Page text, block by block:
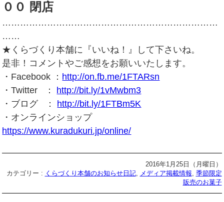
００ 閉店
………………………………………………………………
……
★くらづくり本舗に『いいね！』して下さいね。
是非！コメントやご感想をお願いいたします。
・Facebook ： http://on.fb.me/1FTARsn
・Twitter ： http://bit.ly/1vMwbm3
・ブログ ： http://bit.ly/1FTBm5K
・オンラインショップ
https://www.kuradukuri.jp/online/
2016年1月25日（月曜日）
カテゴリー : くらづくり本舗のお知らせ日記, メディア掲載情報, 季節限定
販売のお菓子